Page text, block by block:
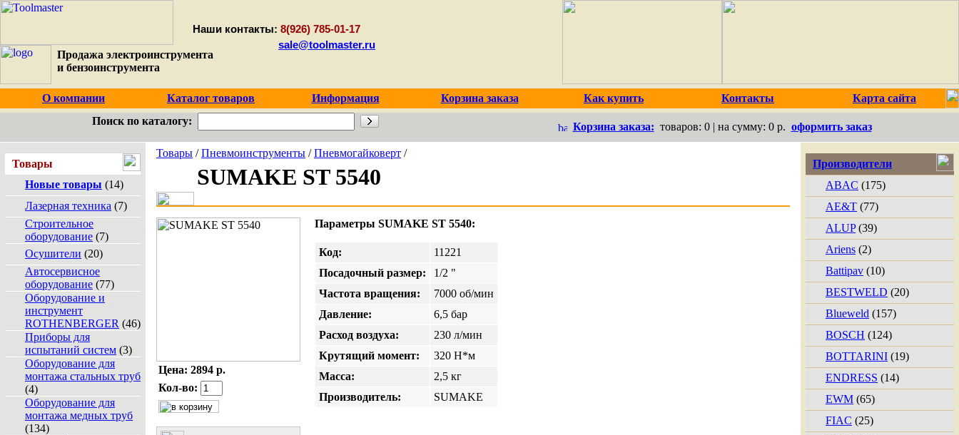
Продажа электроинструмента
и бензоинструмента
Наши контакты: 8(926) 785-01-17
sale@toolmaster.ru
О компании Каталог товаров Информация Корзина заказа Как купить Контакты
Карта сайта
Поиск по каталогу:
Корзина заказа: товаров: 0 | на сумму: 0 р. оформить заказ
Товары
Новые товары (14)
Лазерная техника (7)
Строительное
оборудование (7)
Осушители (20)
Автосервисное
оборудование (77)
Оборудование и
инструмент
ROTHENBERGER (46)
Приборы для
испытаний систем (3)
Оборудование для
монтажа стальных труб
(4)
Оборудование для
монтажа медных труб
(134)
Товары /Пневмоинструменты /Пневмогайковерт /
SUMAKE ST 5540
Цена: 2894 р.
Кол-во:
Параметры SUMAKE ST 5540:
Код:
11221
Посадочный размер:
1/2 "
Частота вращения:
7000 об/мин
Давление:
6,5 бар
Расход воздуха:
230 л/мин
Крутящий момент:
320 H*м
Масса:
2,5 кг
Производитель:
SUMAKE
Производители
ABAC (175)
AE&T (77)
ALUP(39)
Ariens (2)
Battipav (10)
BESTWELD (20)
Blueweld (157)
BOSCH (124)
BOTTARINI (19)
ENDRESS (14)
EWM (65)
FIAC (25)